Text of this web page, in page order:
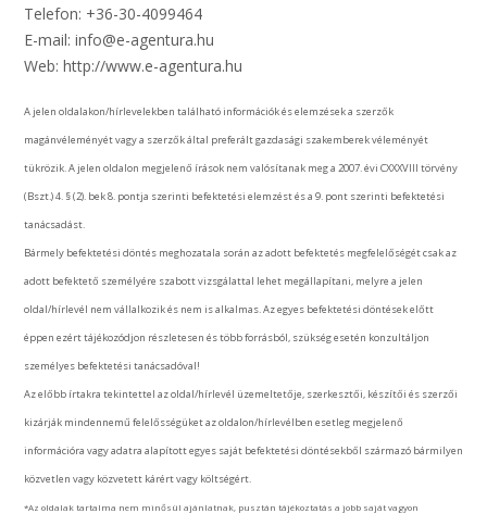
Telefon: +36-30-4099464
E-mail: info@e-agentura.hu
Web: http://www.e-agentura.hu
A jelen oldalakon/hírlevelekben található információk és elemzések a szerzők
magánvéleményét vagy a szerzők által preferált gazdasági szakemberek véleményét
tükrözik. A jelen oldalon megjelenő írások nem valósítanak meg a 2007. évi CXXXVIII törvény
(Bszt.) 4. § (2). bek 8. pontja szerinti befektetési elemzést és a 9. pont szerinti befektetési
tanácsadást.
Bármely befektetési döntés meghozatala során az adott befektetés megfelelőségét csak az
adott befektető személyére szabott vizsgálattal lehet megállapítani, melyre a jelen
oldal/hírlevél nem vállalkozik és nem is alkalmas. Az egyes befektetési döntések előtt
éppen ezért tájékozódjon részletesen és több forrásból, szükség esetén konzultáljon
személyes befektetési tanácsadóval!
Az előbb írtakra tekintettel az oldal/hírlevél üzemeltetője, szerkesztői, készítői és szerzői
kizárják mindennemű felelősségüket az oldalon/hírlevélben esetleg megjelenő
információra vagy adatra alapított egyes saját befektetési döntésekből származó bármilyen
közvetlen vagy közvetett kárért vagy költségért.
*Az oldalak tartalma nem minősül ajánlatnak, pusztán tájékoztatás a jobb saját vagyon